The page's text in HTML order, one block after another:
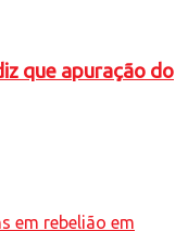
que apuração do